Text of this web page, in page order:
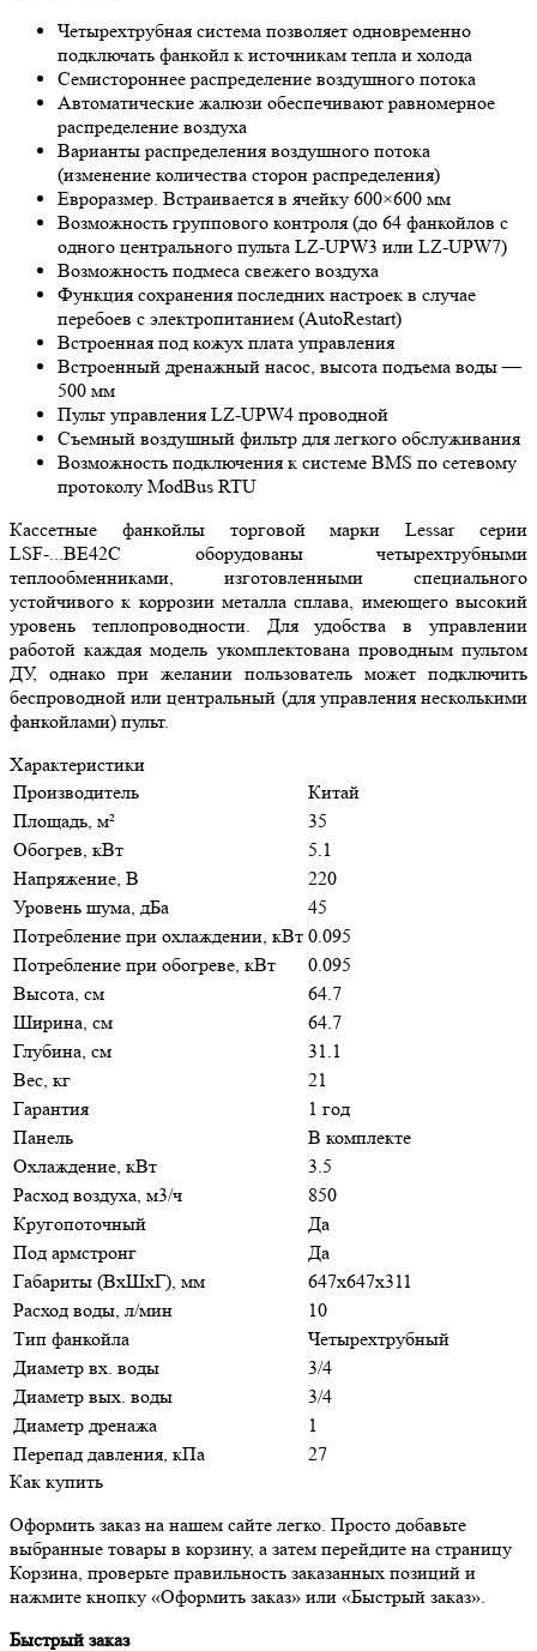
Четырехтрубная система позволяет одновременно
подключать фанкойл к источникам тепла и холода
Семистороннее распределение воздушного потока
Автоматические жалюзи обеспечивают равномерное
распределение воздуха
Варианты распределения воздушного потока
(изменение количества сторон распределения)
Евроразмер. Встраивается в ячейку 600×600 мм
Возможность группового контроля (до 64 фанкойлов с
одного центрального пульта LZ-UPW3 или LZ-UPW7)
Возможность подмеса свежего воздуха
Функция сохранения последних настроек в случае
перебоев с электропитанием (AutoRestart)
Встроенная под кожух плата управления
Встроенный дренажный насос, высота подъема воды —
500 мм
Пульт управления LZ-UPW4 проводной
Съемный воздушный фильтр для легкого обслуживания
Возможность подключения к системе BMS по сетевому
протоколу ModBus RTU
Кассетные фанкойлы торговой марки Lessar серии
LSF-...BE42C оборудованы четырехтрубными
теплообменниками, изготовленными специального
устойчивого к коррозии металла сплава, имеющего высокий
уровень теплопроводности. Для удобства в управлении
работой каждая модель укомплектована проводным пультом
ДУ, однако при желании пользователь может подключить
беспроводной или центральный (для управления несколькими
фанкойлами) пульт.
Характеристики
Производитель
Китай
Площадь, м²
35
Обогрев, кВт
5.1
Напряжение, В
220
Уровень шума, дБа
45
Потребление при охлаждении, кВт 0.095
Потребление при обогреве, кВт
0.095
Высота, см
64.7
Ширина, см
64.7
Глубина, см
31.1
Вес, кг
21
Гарантия
1 год
Панель
В комплекте
Охлаждение, кВт
3.5
Расход воздуха, м3/ч
850
Кругопоточный
Да
Под армстронг
Да
Габариты (ВxШxГ), мм
647х647x311
Расход воды, л/мин
10
Тип фанкойла
Четырехтрубный
Диаметр вх. воды
3/4
Диаметр вых. воды
3/4
Диаметр дренажа
1
Перепад давления, кПа
27
Как купить
Оформить заказ на нашем сайте легко. Просто добавьте
выбранные товары в корзину, а затем перейдите на страницу
Корзина, проверьте правильность заказанных позиций и
нажмите кнопку «Оформить заказ» или «Быстрый заказ».
Быстрый заказ